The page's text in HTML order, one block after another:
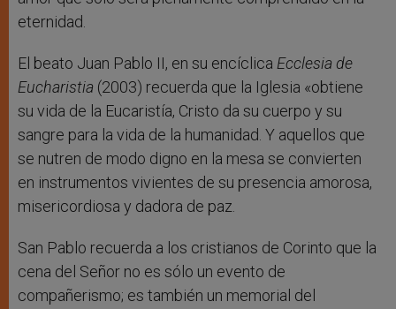
eternidad.
El beato Juan Pablo II, en su encíclica Ecclesia de
Eucharistia (2003) recuerda que la Iglesia «obtiene
su vida de la Eucaristía, Cristo da su cuerpo y su
sangre para la vida de la humanidad. Y aquellos que
se nutren de modo digno en la mesa se convierten
en instrumentos vivientes de su presencia amorosa,
misericordiosa y dadora de paz.
San Pablo recuerda a los cristianos de Corinto que la
cena del Señor no es sólo un evento de
compañerismo; es también un memorial del